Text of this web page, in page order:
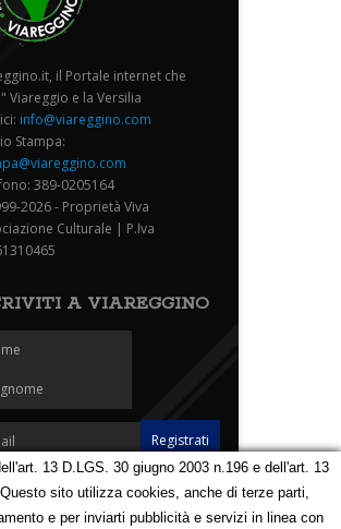
il Portale internet che
Viareggio e la Versilia
info@viareggino.com
Stampa:
389-0205164
2026 - Proprietà Viva
Culturale | P.Iva
A VIAREGGINO
Notizie Speciali Eventi Foto Carnevale
13 D.LGS. 30 giugno 2003 n.196 e dell'art. 13
sito utilizza cookies, anche di terze parti,
e per inviarti pubblicità e servizi in linea con